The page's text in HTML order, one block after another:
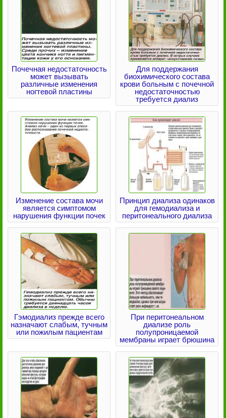
Почечная недостаточность
может вызывать
различные изменения
ногтевой пластины
Для поддержания
биохимического состава
крови больным с почечной
недостаточностью
требуется диализ
Изменение состава мочи
является симптомом
нарушения функции почек
Принцип диализа одинаков
для гемодиализа и
перитонеального диализа
Гэмодиализ прежде всего
назначают слабым, тучным
или пожилым пациентам
При перитонеальном
диализе роль
полупроницаемой
мембраны играет брюшина